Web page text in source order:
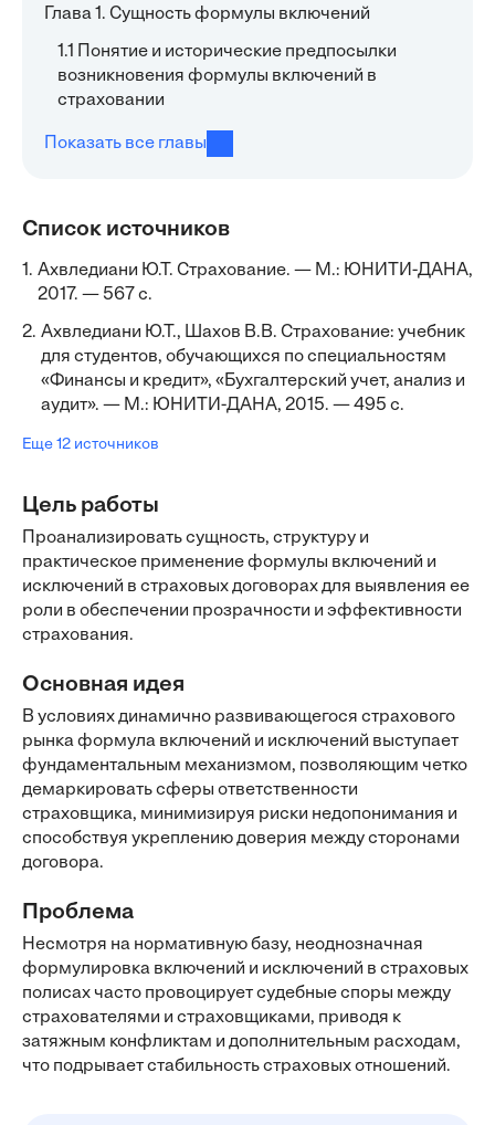
Глава 1. Сущность формулы включений
1.1 Понятие и исторические предпосылки
возникновения формулы включений в
страховании
Показать все главы
Список источников
1. Ахвледиани Ю.Т. Страхование. — М.: ЮНИТИ-ДАНА,
2017. — 567 с.
2. Ахвледиани Ю.Т., Шахов В.В. Страхование: учебник
для студентов, обучающихся по специальностям
«Финансы и кредит», «Бухгалтерский учет, анализ и
аудит». — М.: ЮНИТИ-ДАНА, 2015. — 495 с.
Еще 12 источников
Цель работы
Проанализировать сущность, структуру и
практическое применение формулы включений и
исключений в страховых договорах для выявления ее
роли в обеспечении прозрачности и эффективности
страхования.
Основная идея
В условиях динамично развивающегося страхового
рынка формула включений и исключений выступает
фундаментальным механизмом, позволяющим четко
демаркировать сферы ответственности
страховщика, минимизируя риски недопонимания и
способствуя укреплению доверия между сторонами
договора.
Проблема
Несмотря на нормативную базу, неоднозначная
формулировка включений и исключений в страховых
полисах часто провоцирует судебные споры между
страхователями и страховщиками, приводя к
затяжным конфликтам и дополнительным расходам,
что подрывает стабильность страховых отношений.